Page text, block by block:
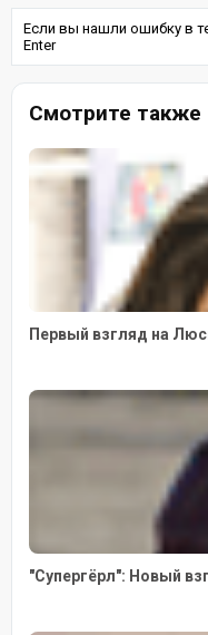
Если вы нашли ошибку в
Enter
Смотрите также
Первый взгляд на
"Супергёрл": Новый